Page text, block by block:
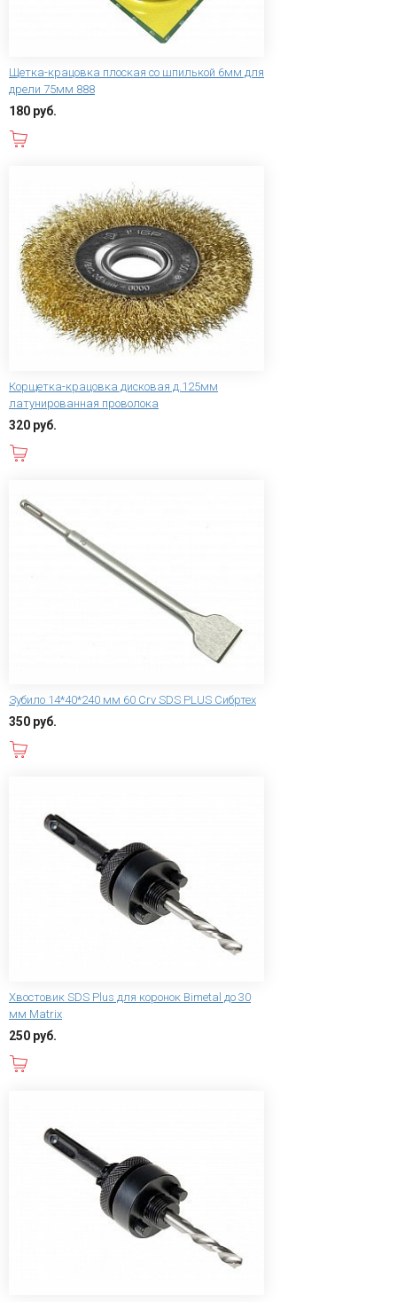
Щетка-крацовка плоская со шпилькой 6мм для
дрели 75мм 888
180 руб.
Корщетка-крацовка дисковая д.125мм
латунированная проволока
320 руб.
Зубило 14*40*240 мм 60 Сrv SDS PLUS Сибртех
350 руб.
Хвостовик SDS Plus для коронок Bimetal до 30
мм Matrix
250 руб.